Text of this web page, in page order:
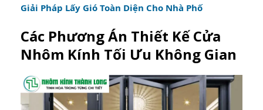
Giải Pháp Lấy Gió Toàn Diện Cho Nhà Phố
Các Phương Án Thiết Kế Cửa
Nhôm Kính Tối Ưu Không Gian